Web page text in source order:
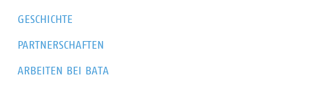
GESCHICHTE
PARTNERSCHAFTEN
ARBEITEN BEI BATA